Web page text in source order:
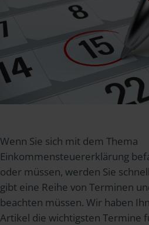
Wenn Sie sich mit dem Thema
Einkommensteuererklärung
oder müssen, werden Sie
gibt eine Reihe von Terminen
beachten müssen. Wir haben
Artikel die wichtigsten Termine